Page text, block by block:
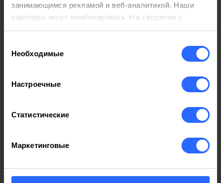
занимающимся рекламой и веб-аналитикой. Наши
партнеры могут комбинировать эти сведения с
предоставленной вами информацией, а также
вами их сервисов.
согласия
Необходимые
Настроечные
Статистические
Маркетинговые
Веб-домены
Что представляет собой SSL-
Это сертификат, который обеспечивает защиту
повышая конверсию в электронной коммерции